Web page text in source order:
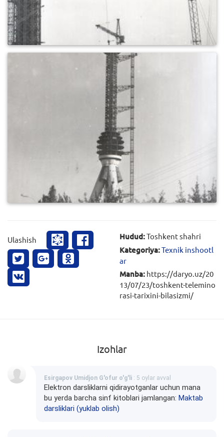
477
Ulashish Hudud:Toshkent shahri
Kategoriya:Texnik inshootl
ar
Manba: https://daryo.uz/20
13/07/23/toshkent-telemino
rasi-tarixini-bilasizmi/
Izohlar
Esirgapov Umidjon G'ofur o'g'li : 5 oylar avval
Elektron darsliklarni qidirayotganlar uchun mana
bu yerda barcha sinf kitoblari jamlangan: Maktab
darsliklari (yuklab olish)